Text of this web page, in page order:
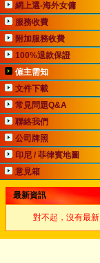
網上選-海外女傭
服務收費
附加服務收費
100%退款保證
僱主需知
文件下載
常見問題Q&A
聯絡我們
公司牌照
印尼 / 菲律賓地圖
意見箱
最新資訊
對不起，沒有最